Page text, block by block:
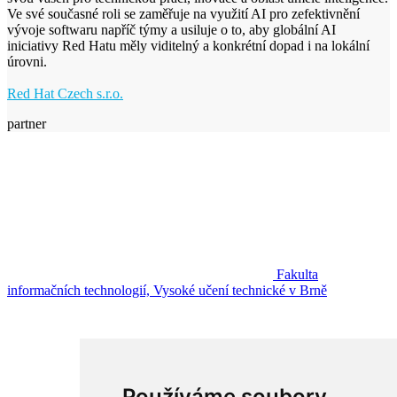
Ve své současné roli se zaměřuje na využití AI pro zefektivnění
vývoje softwaru napříč týmy a usiluje o to, aby globální AI
iniciativy Red Hatu měly viditelný a konkrétní dopad i na lokální
úrovni.
Red Hat Czech s.r.o.
partner
Fakulta
informačních technologií, Vysoké učení technické v Brně